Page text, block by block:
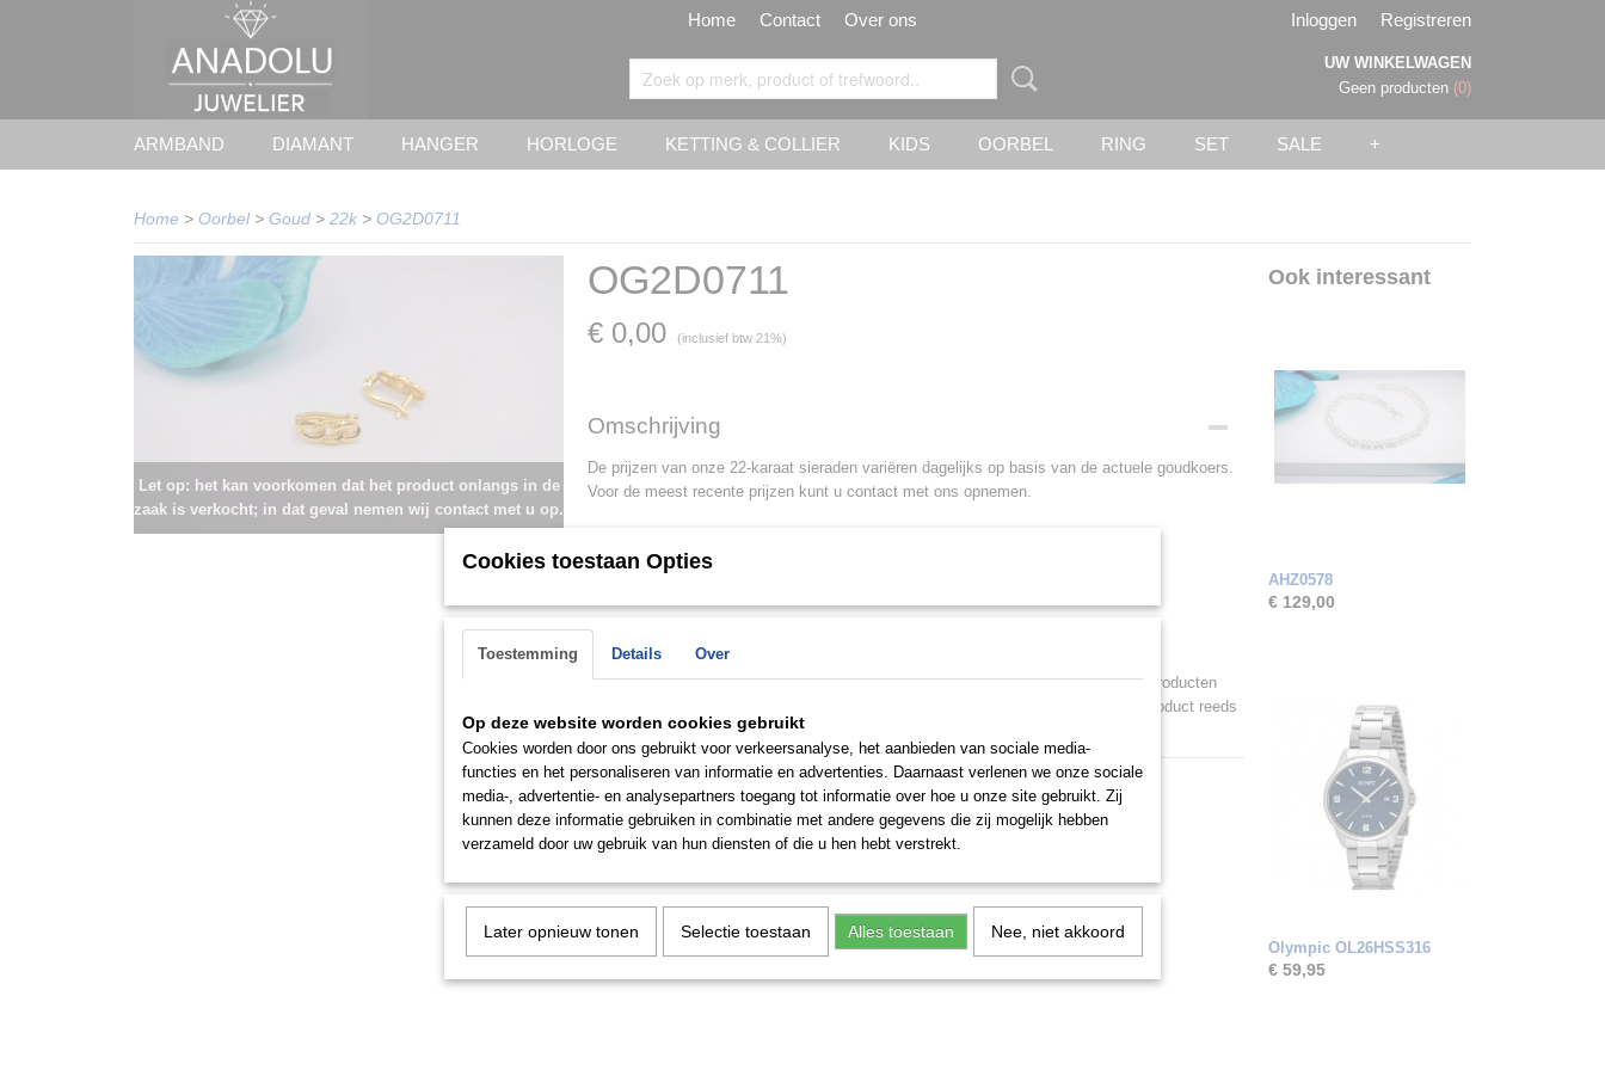
Home Contact Over ons Inloggen Registreren
UW WINKELWAGEN
Geen producten (0)
ARMBAND DIAMANT HANGER HORLOGE KETTING & COLLIER KIDS OORBEL RING SET SALE +
Home > Oorbel> Goud > 22k > OG2D0711
Let op: het kan voorkomen dat het product onlangs in de
zaak is verkocht; in dat geval nemen wij contact met u op.
OG2D0711
€ 0,00 (inclusief btw 21%)
Omschrijving
De prijzen van onze 22-karaat sieraden variëren dagelijks op basis van de actuele goudkoers.
Voor de meest recente prijzen kunt u contact met ons opnemen.
Let op: de goudprijzen blijven nooit stabiel en worden regelmatig gewijzigd. Onze producten
zijn zowel direct beschikbaar in de winkel als op bestelling leverbaar. Indien een product reeds
verkocht is in de zaak, houden wij u op de hoogte
Save
Ook interessant
AHZ0578
€ 129,00
Olympic OL26HSS316
€ 59,95
Cookies toestaan Opties
Toestemming Details Over
Op deze website worden cookies gebruikt
Cookies worden door ons gebruikt voor verkeersanalyse, het aanbieden van sociale media-
functies en het personaliseren van informatie en advertenties. Daarnaast verlenen we onze sociale
media-, advertentie- en analysepartners toegang tot informatie over hoe u onze site gebruikt. Zij
kunnen deze informatie gebruiken in combinatie met andere gegevens die zij mogelijk hebben
verzameld door uw gebruik van hun diensten of die u hen hebt verstrekt.
Later opnieuw tonen Selectie toestaan Alles toestaan Nee, niet akkoord